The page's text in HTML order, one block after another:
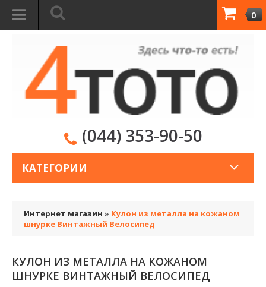
0
(044) 353-90-50
КАТЕГОРИИ
Интернет магазин » Кулон из металла на кожаном
шнурке Винтажный Велосипед
КУЛОН ИЗ МЕТАЛЛА НА КОЖАНОМ
ШНУРКЕ ВИНТАЖНЫЙ ВЕЛОСИПЕД